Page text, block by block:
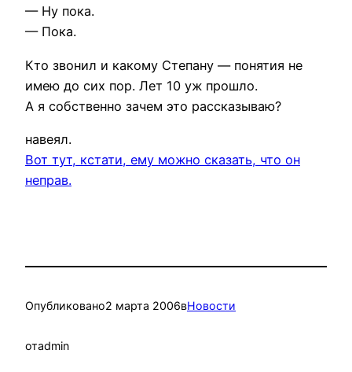
— Ну пока.
— Пока.
Кто звонил и какому Степану — понятия не
имею до сих пор. Лет 10 уж прошло.
А я собственно зачем это рассказываю?
навеял.
Вот тут, кстати, ему можно сказать, что он
неправ.
Опубликовано2 марта 2006вНовости
отadmin